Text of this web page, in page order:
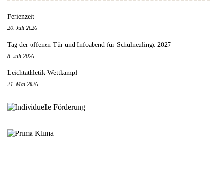
Ferienzeit
20. Juli 2026
Tag der offenen Tür und Infoabend für Schulneulinge 2027
8. Juli 2026
Leichtathletik-Wettkampf
21. Mai 2026